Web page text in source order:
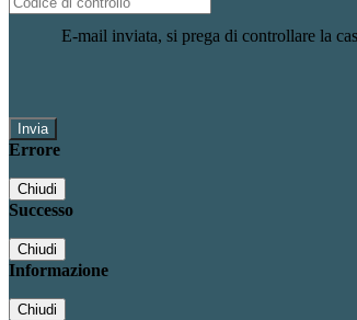
E-mail inviata, si prega di controllare la
Errore
Chiudi
Successo
Chiudi
Informazione
Chiudi